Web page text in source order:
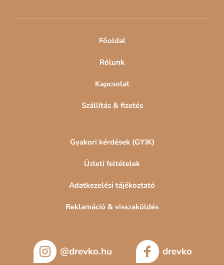
Főoldal
Rólunk
Kapcsolat
Szállítás & fizetés
Gyakori kérdések (GYIK)
Üzleti feltételek
Adatkezelési tájékoztató
Reklamáció & visszaküldés
@drevko.hu drevko